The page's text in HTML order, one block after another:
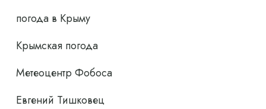
погода в Крыму
Крымская погода
Метеоцентр Фобоса
Евгений Тишковец